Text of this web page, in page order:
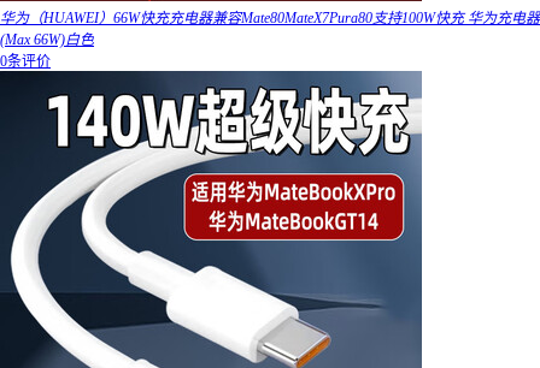
华为（HUAWEI）66W快充充电器兼容Mate80MateX7Pura80支持100W快充 华为充电器
(Max 66W)白色
0条评价